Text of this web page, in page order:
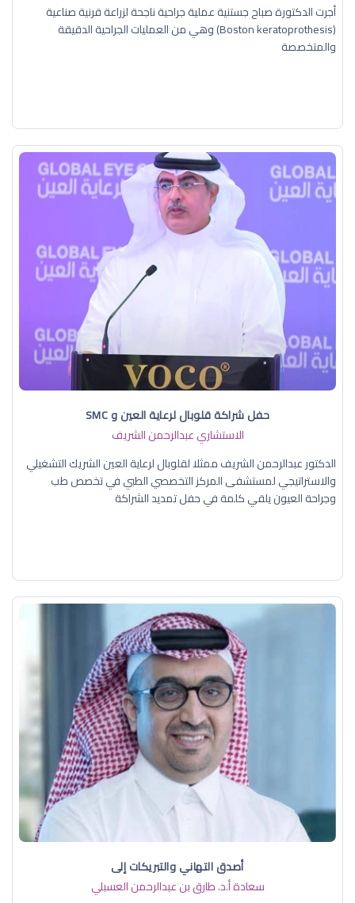
أجرت الدكتورة صباح جستنية عملية جراحية ناجحة لزراعة قرنية صناعية
(Boston keratoprothesis) وهي من العمليات الجراحية الدقيقة
والمتخصصة
حفل شراكة قلوبال لرعاية العين و SMC
الاستشاري عبدالرحمن الشريف
الدكتور عبدالرحمن الشريف ممثلا لقلوبال لرعاية العين الشريك التشغيلي
والاستراتيجي لمستشفى المركز التخصصي الطبي في تخصص طب
وجراحة العيون يلقي كلمة في حفل تمديد الشراكة
أصدق التهاني والتبريكات إلى
سعادة أ.د. ​طارق بن عبدالرحمن العسبلي